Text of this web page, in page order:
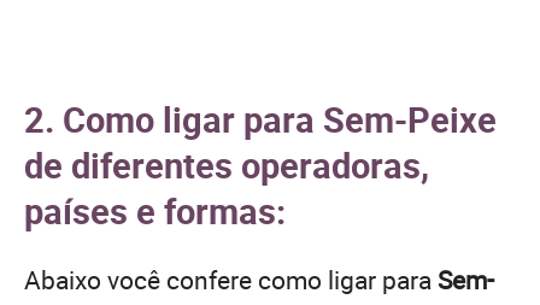
2. Como ligar para Sem-Peixe
de diferentes operadoras,
países e formas:
Abaixo você confere como ligar para Sem-